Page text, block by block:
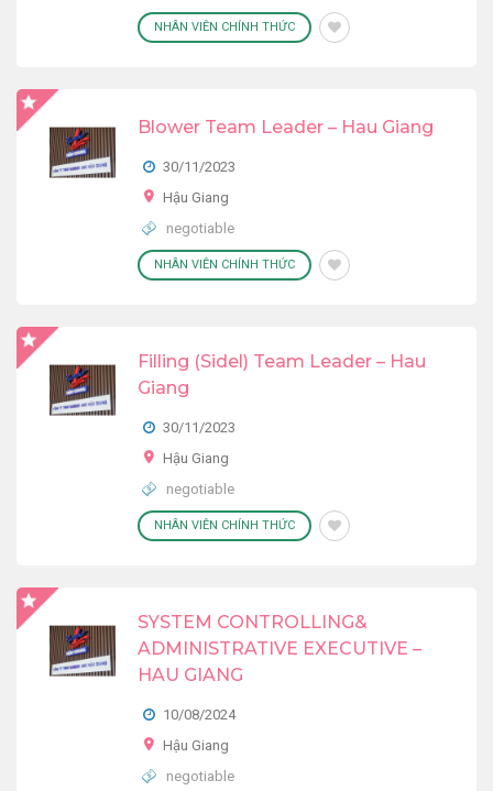
NHÂN VIÊN CHÍNH THỨC
Blower Team Leader – Hau Giang
30/11/2023
Hậu Giang
negotiable
NHÂN VIÊN CHÍNH THỨC
Filling (Sidel) Team Leader – Hau
Giang
30/11/2023
Hậu Giang
negotiable
NHÂN VIÊN CHÍNH THỨC
SYSTEM CONTROLLING&
ADMINISTRATIVE EXECUTIVE –
HAU GIANG
10/08/2024
Hậu Giang
negotiable